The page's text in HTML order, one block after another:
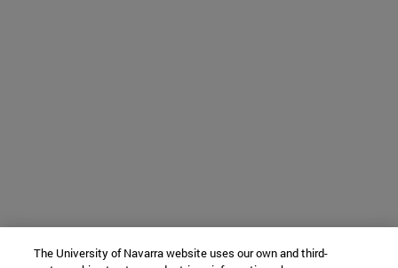
The University of Navarra website uses our own and third-